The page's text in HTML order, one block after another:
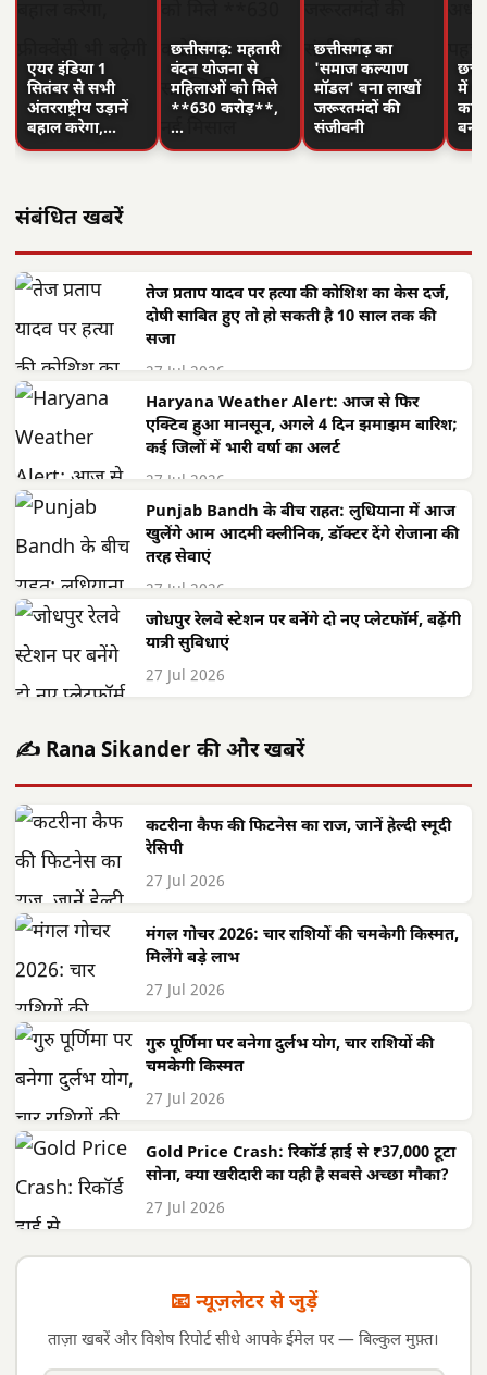
एयर इंडिया 1
सितंबर से सभी
अंतरराष्ट्रीय उड़ानें
बहाल करेगा,…
छत्तीसगढ़: महतारी
वंदन योजना से
महिलाओं को मिले
**630 करोड़**,
…
छत्तीसगढ़ का
'समाज कल्याण
मॉडल' बना लाखों
जरूरतमंदों की
संजीवनी
में
का
संबंधित खबरें
तेज प्रताप यादव पर हत्या की कोशिश का केस दर्ज,
दोषी साबित हुए तो हो सकती है 10 साल तक की
सजा
27 Jul 2026
Haryana Weather Alert: आज से फिर
एक्टिव हुआ मानसून, अगले 4 दिन झमाझम बारिश;
कई जिलों में भारी वर्षा का अलर्ट
27 Jul 2026
Punjab Bandh के बीच राहत: लुधियाना में आज
खुलेंगे आम आदमी क्लीनिक, डॉक्टर देंगे रोजाना की
तरह सेवाएं
27 Jul 2026
जोधपुर रेलवे स्टेशन पर बनेंगे दो नए प्लेटफॉर्म, बढ़ेंगी
यात्री सुविधाएं
27 Jul 2026
✍️ Rana Sikander की और खबरें
कटरीना कैफ की फिटनेस का राज, जानें हेल्दी स्मूदी
रेसिपी
27 Jul 2026
मंगल गोचर 2026: चार राशियों की चमकेगी किस्मत,
मिलेंगे बड़े लाभ
27 Jul 2026
गुरु पूर्णिमा पर बनेगा दुर्लभ योग, चार राशियों की
चमकेगी किस्मत
27 Jul 2026
Gold Price Crash: रिकॉर्ड हाई से ₹37,000 टूटा
सोना, क्या खरीदारी का यही है सबसे अच्छा मौका?
27 Jul 2026
📧 न्यूज़लेटर से जुड़ें
ताज़ा खबरें और विशेष रिपोर्ट सीधे आपके ईमेल पर — बिल्कुल मुफ़्त।